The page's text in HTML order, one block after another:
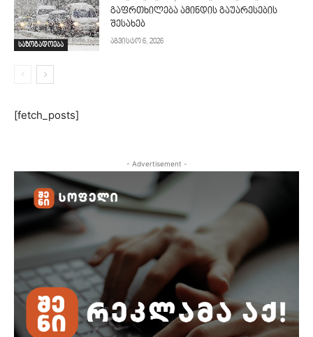
საზოგადოება
გაფრთხილება ამინდის გაუარესების
შესახებ
აგვისტო 6, 2026
[fetch_posts]
- Advertisement -